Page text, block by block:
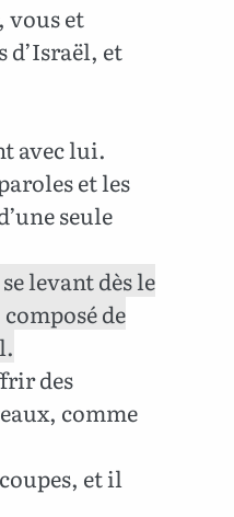
vous et
d’Israël, et
avec lui.
et les
seule
levant dès le
de
des
comme
et il